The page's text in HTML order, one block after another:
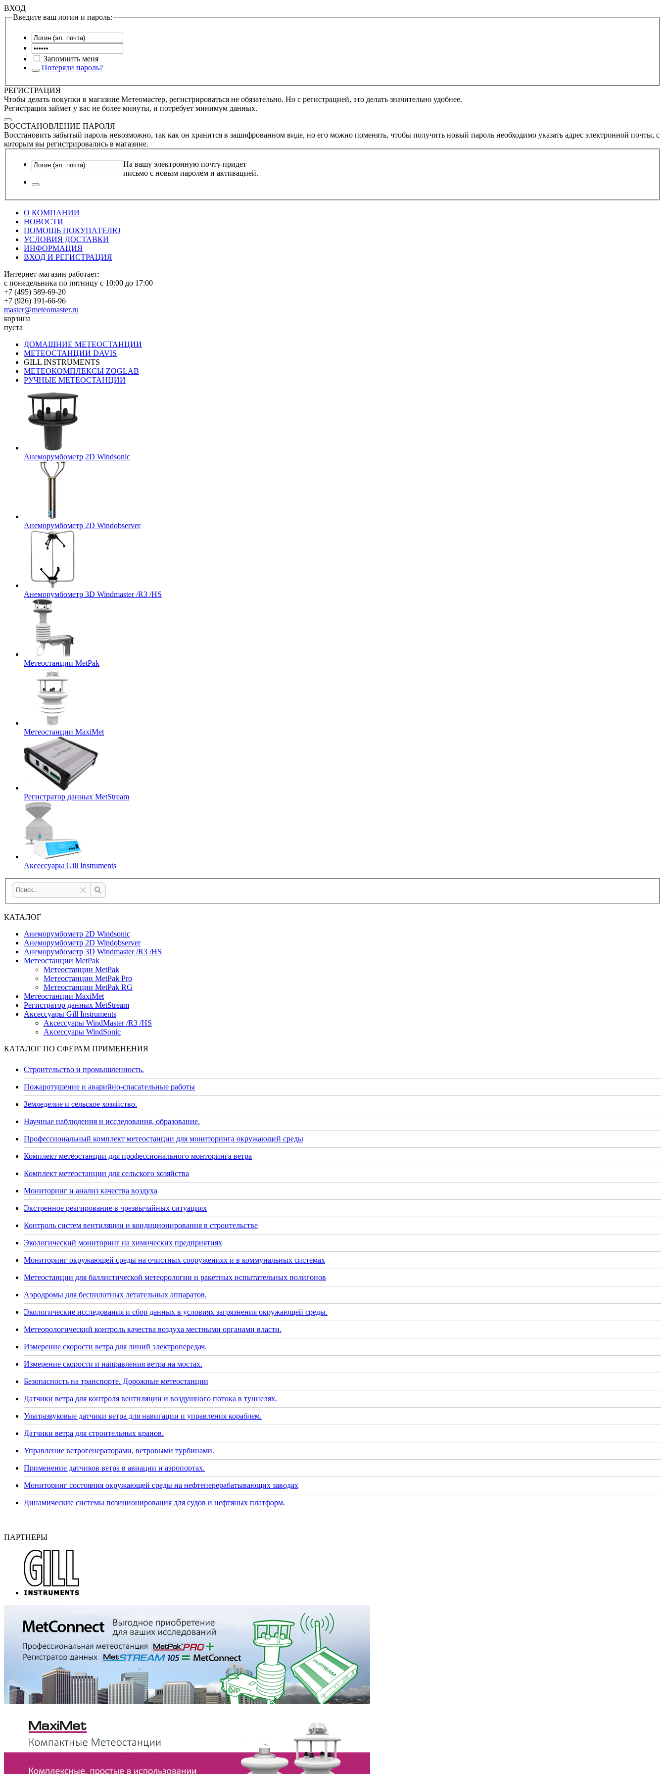
ВХОД
Введите ваш логин и пароль:
Запомнить меня
Потеряли пароль?
РЕГИСТРАЦИЯ
Чтобы делать покупки в магазине Метеомастер, регистрироваться не обязательно. Но с регистрацией, это делать значительно удобнее.
Регистрация займет у вас не более минуты, и потребует минимум данных.
ВОССТАНОВЛЕНИЕ ПАРОЛЯ
Восстановить забытый пароль невозможно, так как он хранится в зашифрованном виде, но его можно поменять, чтобы получить новый пароль необходимо указать адрес электронной почты, с
которым вы регистрировались в магазине.
На вашу электронную почту придет
письмо с новым паролем и активацией.
О КОМПАНИИ
НОВОСТИ
ПОМОЩЬ ПОКУПАТЕЛЮ
УСЛОВИЯ ДОСТАВКИ
ИНФОРМАЦИЯ
ВХОД И РЕГИСТРАЦИЯ
Интернет-магазин работает:
с понедельника по пятницу с 10:00 до 17:00
+7 (495) 589-69-20
+7 (926) 191-66-96
master@meteomaster.ru
корзина
пуста
ДОМАШНИЕ МЕТЕОСТАНЦИИ
МЕТЕОСТАНЦИИ DAVIS
GILL INSTRUMENTS
МЕТЕОКОМПЛЕКСЫ ZOGLAB
РУЧНЫЕ МЕТЕОСТАНЦИИ
Анеморумбометр 2D Windsonic
Анеморумбометр 2D Windobserver
Анеморумбометр 3D Windmaster /R3 /HS
Метеостанции MetPak
Метеостанции MaxiMet
Регистратор данных MetStream
Аксессуары Gill Instruments
КАТАЛОГ
Анеморумбометр 2D Windsonic
Анеморумбометр 2D Windobserver
Анеморумбометр 3D Windmaster /R3 /HS
Метеостанции MetPak
Метеостанции MetPak
Метеостанции MetPak Pro
Метеостанции MetPak RG
Метеостанции MaxiMet
Регистратор данных MetStream
Аксессуары Gill Instruments
Аксессуары WindMaster /R3 /HS
Аксессуары WindSonic
КАТАЛОГ ПО СФЕРАМ ПРИМЕНЕНИЯ
Строительство и промышленность.
Пожаротушение и аварийно-спасательные работы
Земледелие и сельское хозяйство.
Научные наблюдения и исследования, образование.
Профессиональный комплект метеостанции для мониторинга окружающей среды
Комплект метеостанции для профессионального монторинга ветра
Комплект метеостанции для сельского хозяйства
Мониторинг и анализ качества воздуха
Экстренное реагирование в чрезвычайных ситуациях
Контроль систем вентиляции и кондиционирования в строительстве
Экологический мониторинг на химических предприятиях
Мониторинг окружающей среды на очистных сооружениях и в коммунальных системах
Метеостанции для баллистической метеорологии и ракетных испытательных полигонов
Аэродромы для беспилотных летательных аппаратов.
Экологические исследования и сбор данных в условиях загрязнения окружающей среды.
Метеорологический контроль качества воздуха местными органами власти.
Измерение скорости ветра для линий электропередач.
Измерение скорости и направления ветра на мостах.
Безопасность на транспорте. Дорожные метеостанции
Датчики ветра для контроля вентиляции и воздушного потока в туннелях.
Ультразвуковые датчики ветра для навигации и управления кораблем.
Датчики ветра для строительных кранов.
Управление ветрогенераторами, ветровыми турбинами.
Применение датчиков ветра в авиации и аэропортах.
Мониторинг состояния окружающей среды на нефтеперерабатывающих заводах
Динамические системы позиционирования для судов и нефтяных платформ.
ПАРТНЕРЫ